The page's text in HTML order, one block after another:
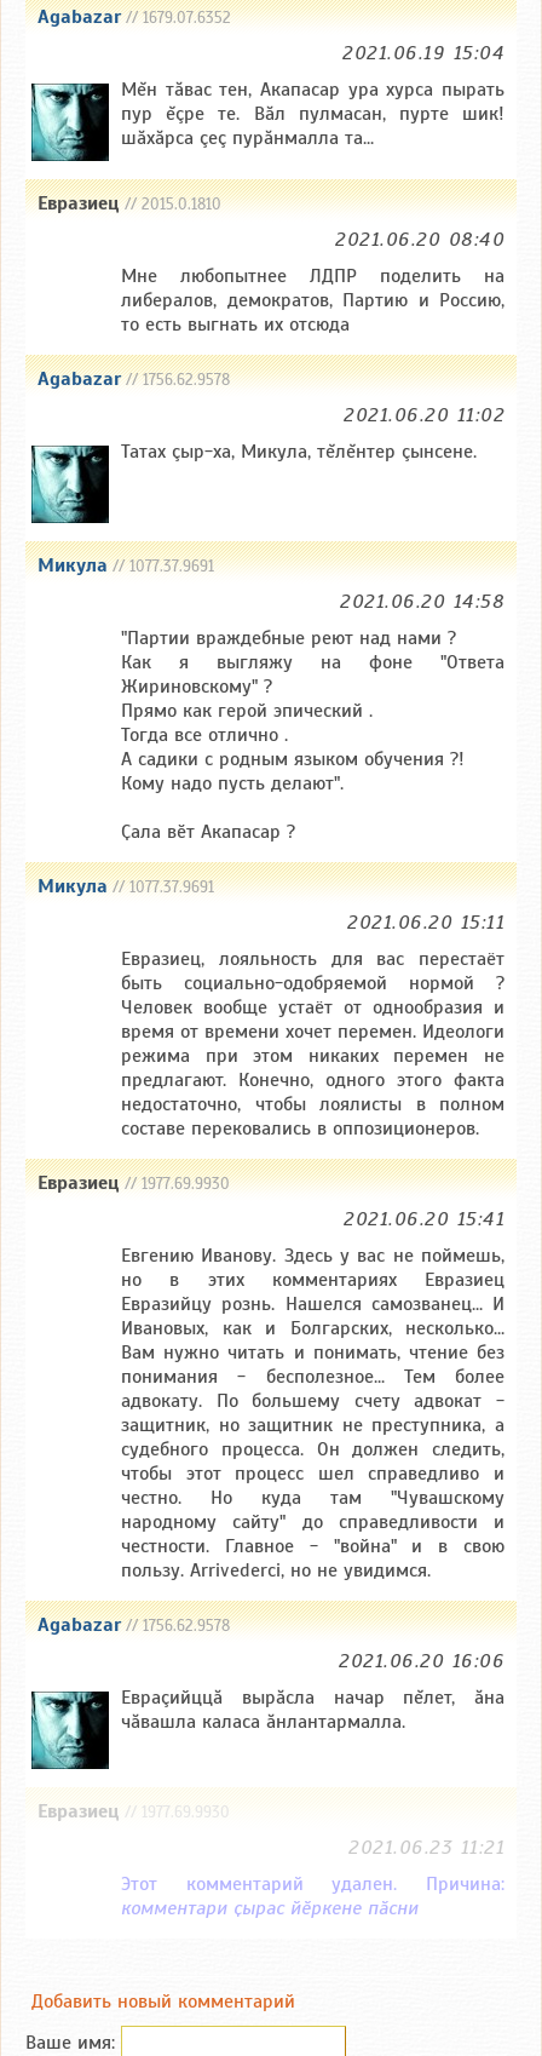
Agabazar// 1679.07.6352
2021.06.19 15:04
Мĕн тăвас тен, Акапасар ура хурса пырать
пур ĕçре те. Вăл пулмасан, пурте шик!
шăхăрса çеç пурăнмалла та...
Евразиец// 2015.0.1810
2021.06.20 08:40
Мне любопытнее ЛДПР поделить на
либералов, демократов, Партию и Россию,
то есть выгнать их отсюда
Agabazar// 1756.62.9578
2021.06.20 11:02
Татах çыр-ха, Микула, тĕлĕнтер çынсене.
Микула// 1077.37.9691
2021.06.20 14:58
"Партии враждебные реют над нами ?
Как я выгляжу на фоне "Ответа
Жириновскому" ?
Прямо как герой эпический .
Тогда все отлично .
А садики с родным языком обучения ?!
Кому надо пусть делают".
Ҫала вӗт Акапасар ?
Микула// 1077.37.9691
2021.06.20 15:11
Евразиец, лояльность для вас перестаёт
быть социально-одобряемой нормой ?
Человек вообще устаёт от однообразия и
время от времени хочет перемен. Идеологи
режима при этом никаких перемен не
предлагают. Конечно, одного этого факта
недостаточно, чтобы лоялисты в полном
составе перековались в оппозиционеров.
Евразиец// 1977.69.9930
2021.06.20 15:41
Евгению Иванову. Здесь у вас не поймешь,
но в этих комментариях Евразиец
Евразийцу рознь. Нашелся самозванец... И
Ивановых, как и Болгарских, несколько...
Вам нужно читать и понимать, чтение без
понимания - бесполезное... Тем более
адвокату. По большему счету адвокат -
защитник, но защитник не преступника, а
судебного процесса. Он должен следить,
чтобы этот процесс шел справедливо и
честно. Но куда там "Чувашскому
народному сайту" до справедливости и
честности. Главное - "война" и в свою
пользу. Arrivederci, но не увидимся.
Agabazar// 1756.62.9578
2021.06.20 16:06
Евраçийццă вырăсла начар пĕлет, ăна
чăвашла каласа ăнлантармалла.
Евразиец // 1977.69.9930
2021.06.23 11:21
Этот комментарий удален. Причина:
комментари ҫырас йӗркене пӑсни
Добавить новый комментарий
Ваше имя: